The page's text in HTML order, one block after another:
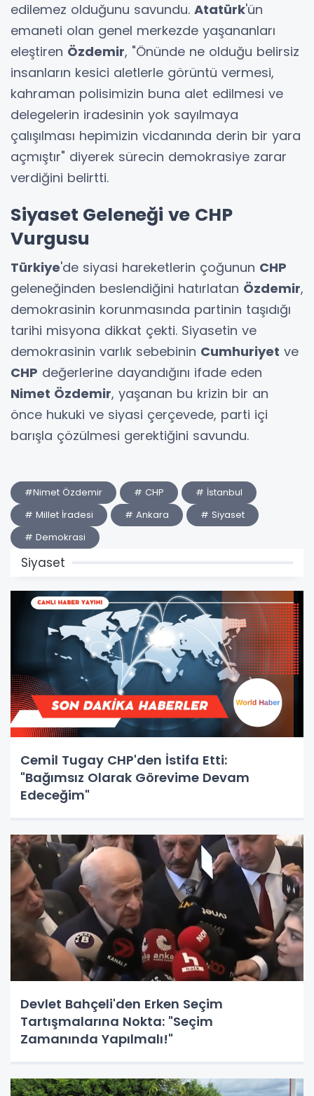
edilemez olduğunu savundu. Atatürk'ün
emaneti olan genel merkezde yaşananları
eleştiren Özdemir, "Önünde ne olduğu belirsiz
insanların kesici aletlerle görüntü vermesi,
kahraman polisimizin buna alet edilmesi ve
delegelerin iradesinin yok sayılmaya
çalışılması hepimizin vicdanında derin bir yara
açmıştır" diyerek sürecin demokrasiye zarar
verdiğini belirtti.
Siyaset Geleneği ve CHP
Vurgusu
Türkiye'de siyasi hareketlerin çoğunun CHP
geleneğinden beslendiğini hatırlatan Özdemir,
demokrasinin korunmasında partinin taşıdığı
tarihi misyona dikkat çekti. Siyasetin ve
demokrasinin varlık sebebinin Cumhuriyet ve
CHP değerlerine dayandığını ifade eden
Nimet Özdemir, yaşanan bu krizin bir an
önce hukuki ve siyasi çerçevede, parti içi
barışla çözülmesi gerektiğini savundu.
#Nimet Özdemir # CHP
# İstanbul
# Millet İradesi
# Ankara
# Siyaset
# Demokrasi
Siyaset
Cemil Tugay CHP'den İstifa Etti:
"Bağımsız Olarak Görevime Devam
Edeceğim"
Devlet Bahçeli'den Erken Seçim
Tartışmalarına Nokta: "Seçim
Zamanında Yapılmalı!"